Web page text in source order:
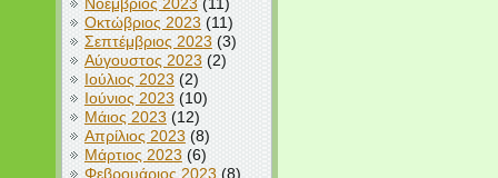
Οκτώβριος 2023(11)
Σεπτέμβριος 2023 (3)
Αύγουστος 2023 (2)
Ιούλιος 2023(2)
Ιούνιος 2023(10)
Μάιος 2023 (12)
Απρίλιος 2023 (8)
Μάρτιος 2023 (6)
Φεβρουάριος 2023(8)